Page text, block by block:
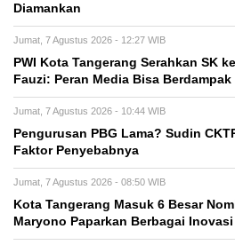
Diamankan
Jumat, 7 Agustus 2026 - 12:27 WIB
PWI Kota Tangerang Serahkan SK
Fauzi: Peran Media Bisa
Jumat, 7 Agustus 2026 - 10:44 WIB
Pengurusan PBG Lama? Sudin
Faktor Penyebabnya
Jumat, 7 Agustus 2026 - 08:50 WIB
Kota Tangerang Masuk 6 Besar
Maryono Paparkan Berbagai